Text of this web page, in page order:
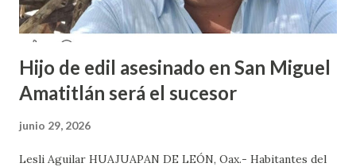
Hijo de edil asesinado en San Miguel
Amatitlán será el sucesor
junio 29, 2026
Lesli Aguilar HUAJUAPAN DE LEÓN, Oax.- Habitantes del